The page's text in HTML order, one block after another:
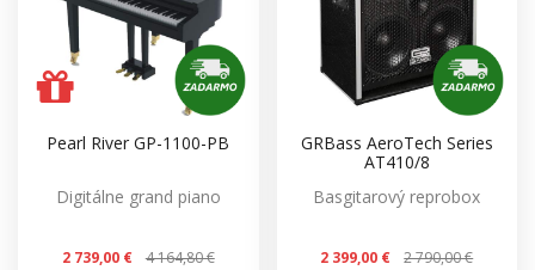
Pearl River GP-1100-PB
Digitálne grand piano
2 739,00 €
4 164,80 €
GRBass AeroTech Series
AT410/8
Basgitarový reprobox
2 399,00 €
2 790,00 €